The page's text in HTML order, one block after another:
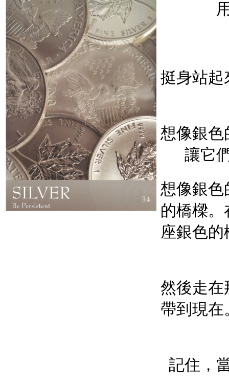
挺身站起
想像銀色
讓它
想像銀色
的橋樑
座銀色
然後走在
帶到現在
記住，